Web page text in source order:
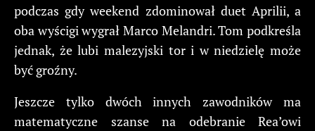
podczas gdy weekend zdominował duet Aprilii, a
oba wyścigi wygrał Marco Melandri. Tom podkreśla
jednak, że lubi malezyjski tor i w niedzielę może
być groźny.
Jeszcze tylko dwóch innych zawodników ma
matematyczne szanse na odebranie Rea’owi